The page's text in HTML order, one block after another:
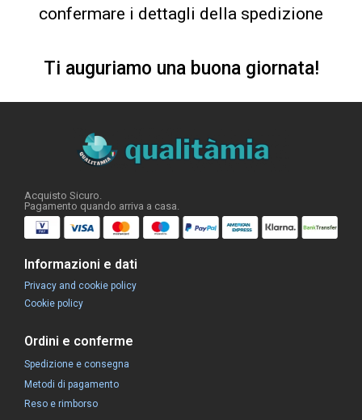
confermare i dettagli della spedizione
Ti auguriamo una buona giornata!
Acquisto Sicuro.
Pagamento quando arriva a casa.
Informazioni e dati
Privacy and cookie policy
Cookie policy
Ordini e conferme
Spedizione e consegna
Metodi di pagamento
Reso e rimborso